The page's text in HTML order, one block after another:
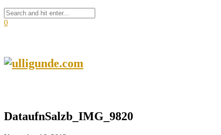
0
DataufnSalzb_IMG_9820